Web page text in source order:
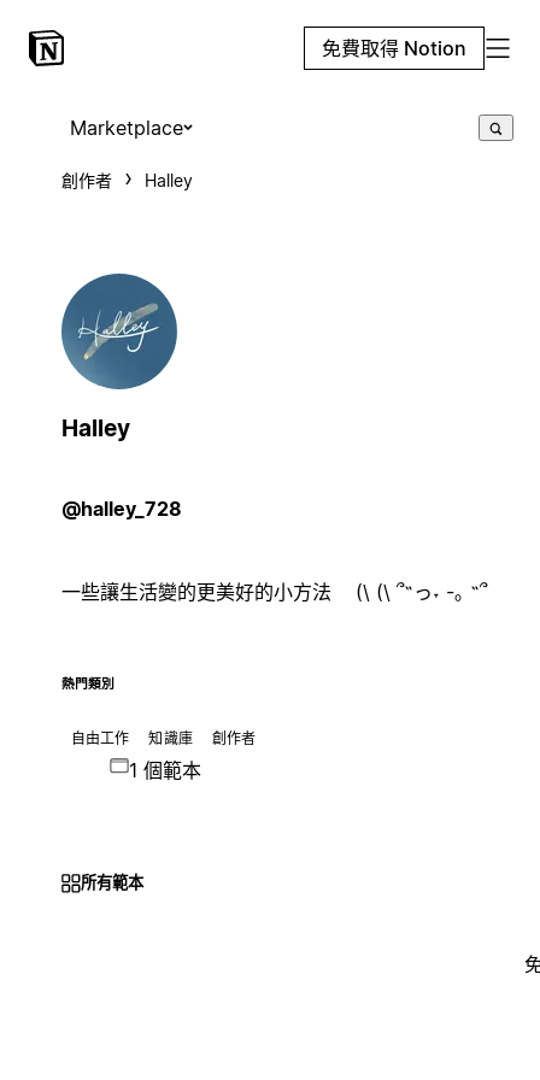
免費取得 Notion
Marketplace
創作者 Halley
Halley
@halley_728
一些讓生活變的更美好的小方法 ㅤ(\ (\ ՞˶っ˕ -｡ ˶՞
熱門類別
自由工作 知識庫 創作者
1 個範本
所有範本